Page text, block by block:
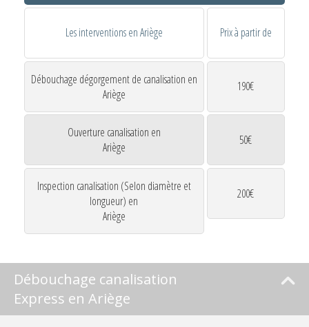
Les interventions en Ariège Prix à partir de
Débouchage dégorgement de canalisation en
Ariège
190€
Ouverture canalisation en
Ariège
50€
Inspection canalisation (Selon diamètre et
longueur) en
Ariège
200€
Débouchage canalisation
Express en Ariège